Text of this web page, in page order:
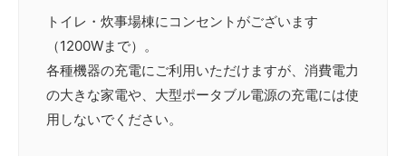
トイレ・炊事場棟にコンセントがございます
（1200Wまで）。
各種機器の充電にご利用いただけますが、消費電力
の大きな家電や、大型ポータブル電源の充電には使
用しないでください。